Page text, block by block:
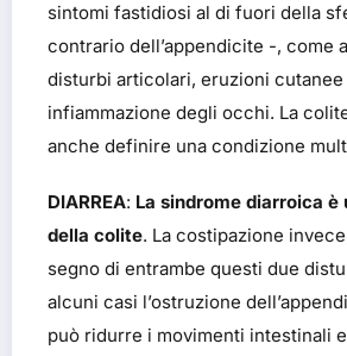
sintomi fastidiosi al di fuori della
contrario dell’appendicite -, come
disturbi articolari, eruzioni cutanee
infiammazione degli occhi. La
anche definire una condizione
DIARREA: La sindrome diarroica è
della colite. La costipazione
segno di entrambe questi due
alcuni casi l’ostruzione
può ridurre i movimenti intestinali